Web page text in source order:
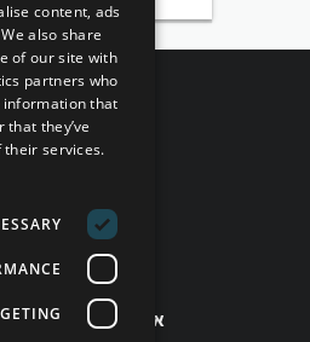
מחזירים
זמינים
אפשר גם בטלפון 077-998-5397
content, ads
also share
of our site with
partners who
that
that they’ve
services.